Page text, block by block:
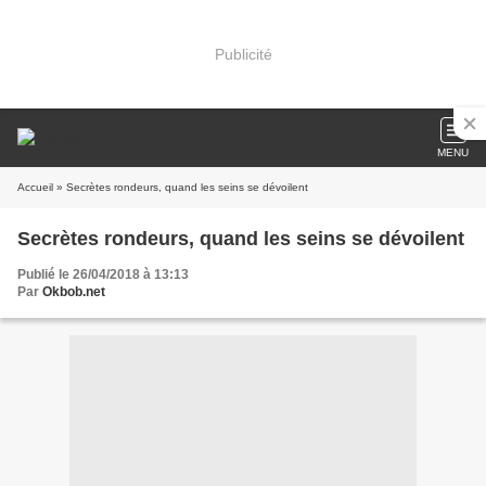
Publicité
MENU
Accueil » Secrètes rondeurs, quand les seins se dévoilent
Secrètes rondeurs, quand les seins se dévoilent
Publié le 26/04/2018 à 13:13
Par Okbob.net